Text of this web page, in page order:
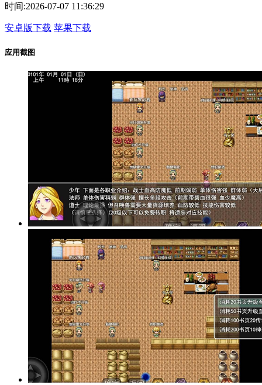
时间:2026-07-07 11:36:29
安卓版下载 苹果下载
应用截图